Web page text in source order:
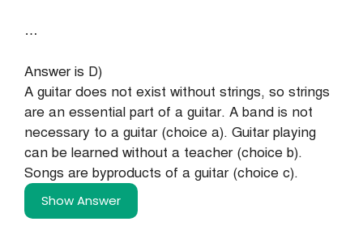
…
Answer is D)
A guitar does not exist without strings, so strings
are an essential part of a guitar. A band is not
necessary to a guitar (choice a). Guitar playing
can be learned without a teacher (choice b).
Songs are byproducts of a guitar (choice c).
Show Answer